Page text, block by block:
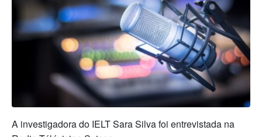
A investigadora do IELT Sara Silva foi entrevistada na